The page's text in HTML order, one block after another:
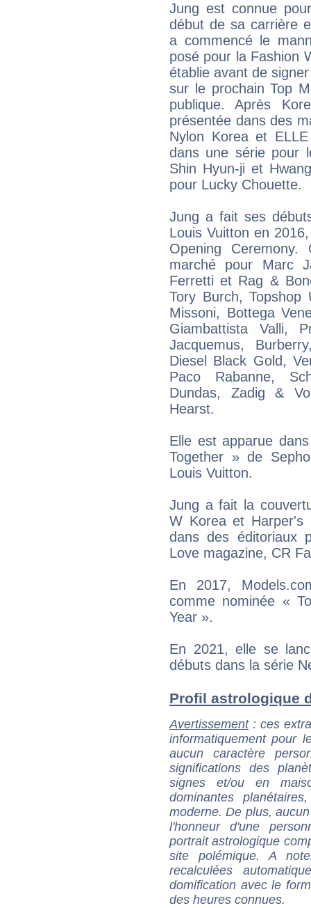
Jung est connue
début de sa carrière
a commencé le
posé pour la Fashion
établie avant de
sur le prochain Top
publique. Après
présentée dans des
Nylon Korea et
dans une série pour
Shin Hyun-ji et
pour Lucky Chouette.
Jung a fait ses
Louis Vuitton en
Opening
marché pour Marc
Ferretti et Rag &
Tory Burch, Topshop
Missoni, Bottega
Giambattista Valli,
Jacquemus,
Diesel Black Gold,
Paco Rabanne,
Dundas, Zadig &
Hearst.
Elle est apparue
Together » de
Louis Vuitton.
Jung a fait la
W Korea et Harper's
dans des éditoriaux
Love magazine, CR
En 2017,
comme nominée «
Year ».
En 2021, elle se
débuts dans la série
Profil astrologique
Avertissement: ces
informatiquement pour
aucun caractère
significations des
signes et/ou en
dominantes
moderne. De plus,
l'honneur d'une
portrait astrologique
site polémique. A
recalculées
domification avec le
des heures connues.